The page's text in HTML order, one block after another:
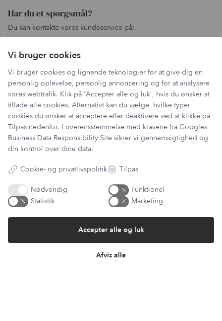
Har du et spørgsmål?
Du kan kontakte vores kundeservice på:
Telefon & mail besvares I tidsrummet:
+45 60 13 27 49
Information
Min Konto
Handelsbetingelser
Returnering & ombytning
Persondatapolitik
Om os
Sitemap
Fortryd køb
Vi bruger cookies
Vi bruger cookies og lignende teknologier for at give dig en
personlig oplevelse, personlig annoncering og for at analysere
vores webtrafik. Klik på 'Accepter alle og luk', hvis du ønsker at
tillade alle cookies. Alternativt kan du vælge, hvilke typer
cookies du ønsker at acceptere eller deaktivere ved at klikke på
Tilpas nedenfor. I overensstemmelse med kravene fra Googles
Business Data Responsibility Site sikrer vi gennemsigtighed og
din kontrol over dine data.
Cookie- og privatlivspolitik Tilpas
Nødvendig
Funktionel
Statistik
Marketing
Afvis alle
Accepter alle og luk